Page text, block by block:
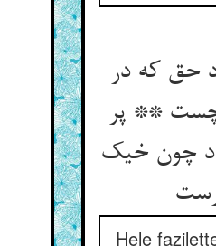
حق که در
** پر
چون خیک
Hele